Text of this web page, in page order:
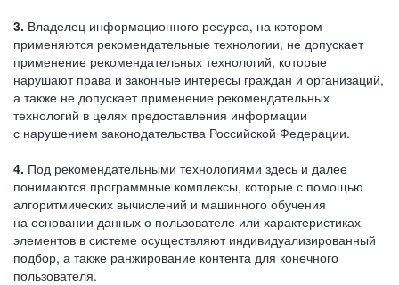
3. Владелец информационного ресурса, на котором
применяются рекомендательные технологии, не допускает
применение рекомендательных технологий, которые
нарушают права и законные интересы граждан и организаций,
а также не допускает применение рекомендательных
технологий в целях предоставления информации
с нарушением законодательства Российской Федерации.
4. Под рекомендательными технологиями здесь и далее
понимаются программные комплексы, которые с помощью
алгоритмических вычислений и машинного обучения
на основании данных о пользователе или характеристиках
элементов в системе осуществляют индивидуализированный
подбор, а также ранжирование контента для конечного
пользователя.